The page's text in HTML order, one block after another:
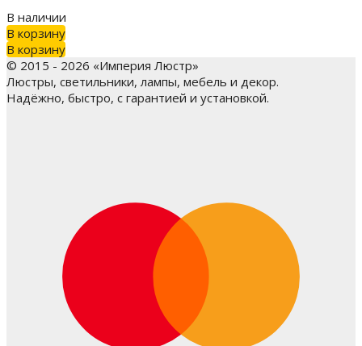
В наличии
В корзину
В корзину
© 2015 - 2026 «Империя Люстр»
Люстры, светильники, лампы, мебель и декор.
Надёжно, быстро, с гарантией и установкой.